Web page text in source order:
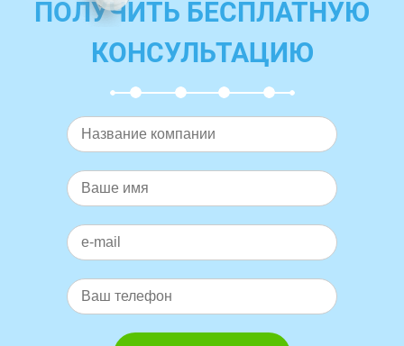
ПОЛУЧИТЬ БЕСПЛАТНУЮ
КОНСУЛЬТАЦИЮ